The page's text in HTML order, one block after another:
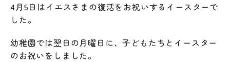
4月5日はイエスさまの復活をお祝いするイースターで
した。
幼稚園では翌日の月曜日に、子どもたちとイースター
のお祝いをしました。